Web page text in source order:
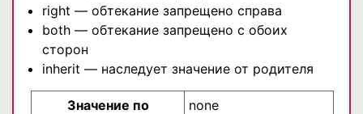
right — обтекание запрещено справа
both — обтекание запрещено с обоих
сторон
inherit — наследует значение от родителя
Значение по
none